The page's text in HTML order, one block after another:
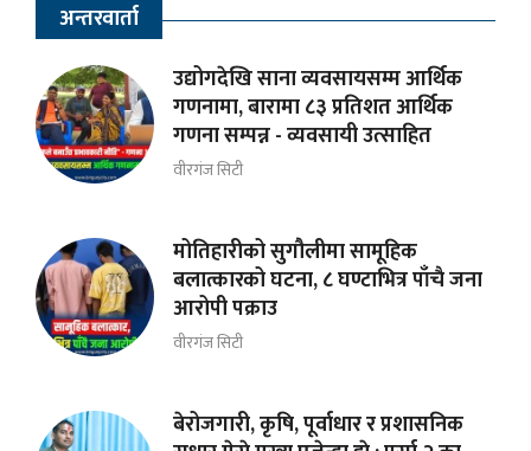
अन्तरवार्ता
उद्योगदेखि साना व्यवसायसम्म आर्थिक
गणनामा, बारामा ८३ प्रतिशत आर्थिक
गणना सम्पन्न - व्यवसायी उत्साहित
वीरगंज सिटी
मोतिहारीको सुगौलीमा सामूहिक
बलात्कारको घटना, ८ घण्टाभित्र पाँचै जना
आरोपी पक्राउ
वीरगंज सिटी
बेरोजगारी, कृषि, पूर्वाधार र प्रशासनिक